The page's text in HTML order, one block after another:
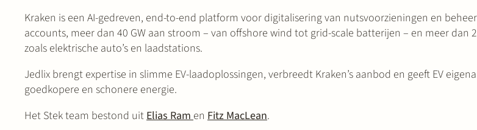
Kraken is een AI-gedreven, end-to-end platform voor digitalisering van nutsvoorzieningen en
accounts, meer dan 40 GW aan stroom – van offshore wind tot grid-scale batterijen – en meer dan
zoals elektrische auto’s en laadstations.
Jedlix brengt expertise in slimme EV-laadoplossingen, verbreedt Kraken’s aanbod en geeft EV
goedkopere en schonere energie.
Het Stek team bestond uit Elias Ram en Fitz MacLean.